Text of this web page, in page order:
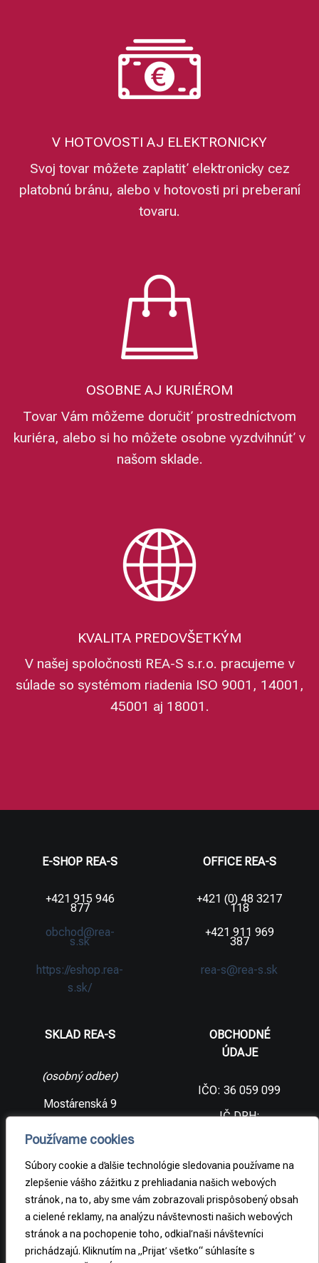
Používame cookies
Súbory cookie a ďalšie technológie sledovania používame na
zlepšenie vášho zážitku z prehliadania našich webových
stránok, na to, aby sme vám zobrazovali prispôsobený obsah
a cielené reklamy, na analýzu návštevnosti našich webových
stránok a na pochopenie toho, odkiaľ naši návštevníci
prichádzajú. Kliknutím na „Prijať všetko“ súhlasíte s
V HOTOVOSTI AJ ELEKTRONICKY
Svoj tovar môžete zaplatiť elektronicky cez
platobnú bránu, alebo v hotovosti pri preberaní
tovaru.
OSOBNE AJ KURIÉROM
Tovar Vám môžeme doručiť prostredníctvom
kuriéra, alebo si ho môžete osobne vyzdvihnúť v
našom sklade.
KVALITA PREDOVŠETKÝM
V našej spoločnosti REA-S s.r.o. pracujeme v
súlade so systémom riadenia ISO 9001, 14001,
45001 aj 18001.
E-SHOP REA-S
+421 915 946
877
obchod@rea-
s.sk
https://eshop.rea-
s.sk/
OFFICE REA-S
+421 (0) 48 3217
118
+421 911 969
387
rea-s@rea-s.sk
SKLAD REA-S
(osobný odber)
Mostárenská 9
republika
OBCHODNÉ
ÚDAJE
IČO: 36 059 099
IČ DPH:
2021733065
PRÁVNE
INFORMÁCIE
Obchodné